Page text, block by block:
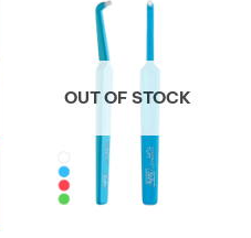
OUT OF STOCK